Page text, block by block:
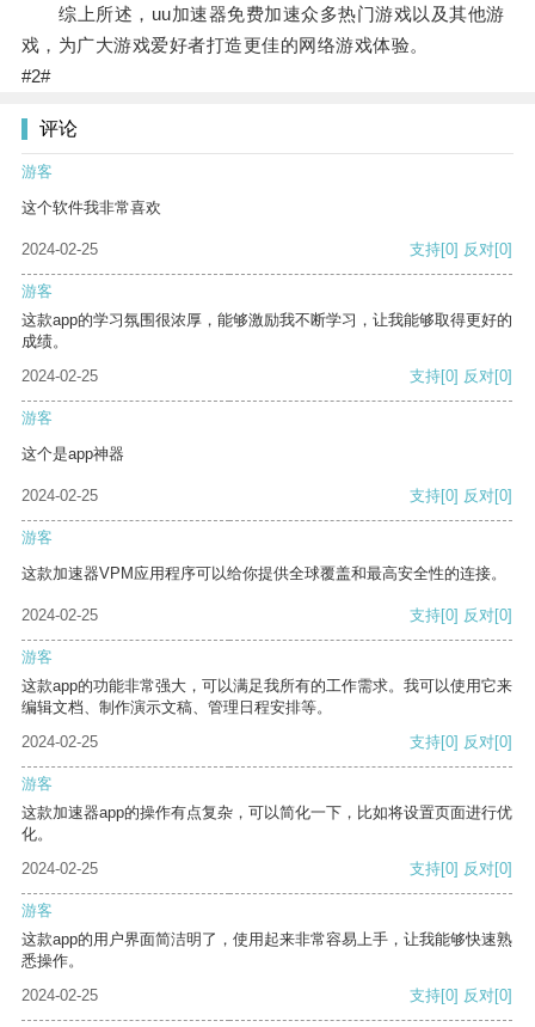
综上所述，uu加速器免费加速众多热门游戏以及其他游
戏，为广大游戏爱好者打造更佳的网络游戏体验。
#2#
评论
游客
这个软件我非常喜欢
2024-02-25 支持[0] 反对[0]
游客
这款app的学习氛围很浓厚，能够激励我不断学习，让我能够取得更好的
成绩。
2024-02-25
支持[0] 反对[0]
游客
这个是app神器
2024-02-25 支持[0] 反对[0]
游客
这款加速器VPM应用程序可以给你提供全球覆盖和最高安全性的连接。
2024-02-25 支持[0] 反对[0]
游客
这款app的功能非常强大，可以满足我所有的工作需求。我可以使用它来
编辑文档、制作演示文稿、管理日程安排等。
2024-02-25
支持[0] 反对[0]
游客
这款加速器app的操作有点复杂，可以简化一下，比如将设置页面进行优
化。
2024-02-25
支持[0] 反对[0]
游客
这款app的用户界面简洁明了，使用起来非常容易上手，让我能够快速熟
悉操作。
2024-02-25
支持[0] 反对[0]